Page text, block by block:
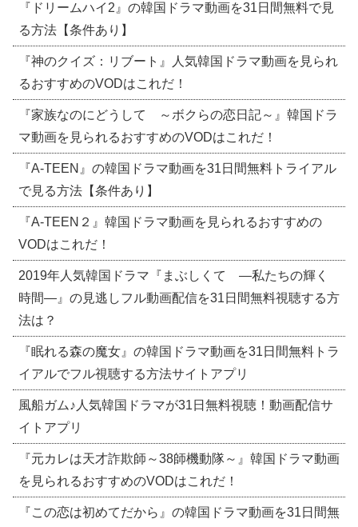
『ドリームハイ2』の韓国ドラマ動画を31日間無料で見
る方法【条件あり】
『神のクイズ：リブート』人気韓国ドラマ動画を見られ
るおすすめのVODはこれだ！
『家族なのにどうして ～ボクらの恋日記～』韓国ドラ
マ動画を見られるおすすめのVODはこれだ！
『A-TEEN』の韓国ドラマ動画を31日間無料トライアル
で見る方法【条件あり】
『A-TEEN２』韓国ドラマ動画を見られるおすすめの
VODはこれだ！
2019年人気韓国ドラマ『まぶしくて ―私たちの輝く
時間―』の見逃しフル動画配信を31日間無料視聴する方
法は？
『眠れる森の魔女』の韓国ドラマ動画を31日間無料トラ
イアルでフル視聴する方法サイトアプリ
風船ガム♪人気韓国ドラマが31日無料視聴！動画配信サ
イトアプリ
『元カレは天才詐欺師～38師機動隊～』韓国ドラマ動画
を見られるおすすめのVODはこれだ！
『この恋は初めてだから』の韓国ドラマ動画を31日間無